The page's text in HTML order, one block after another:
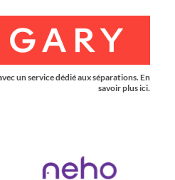
un service dédié aux séparations. En
savoir plus ici.